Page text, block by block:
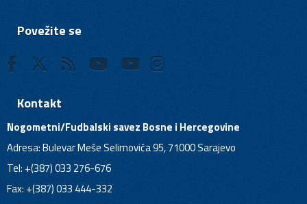
Povežite se
Kontakt
Nogometni/Fudbalski savez Bosne i Hercegovine
Adresa: Bulevar Meše Selimovića 95, 71000 Sarajevo
Tel: +(387) 033 276-676
Fax: +(387) 033 444-332